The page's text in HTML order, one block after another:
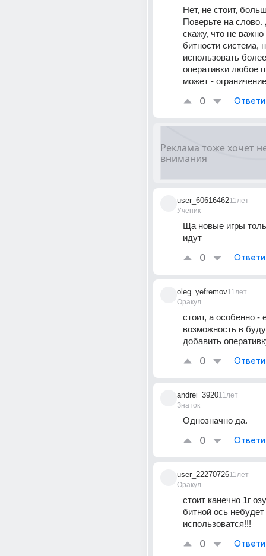
Нет, не стоит,
Поверьте на
скажу, что не важно
битности система,
использовать
оперативки любое
может -
0
user_60616462
Ученик
11лет
Ща новые игры
идут
0
oleg_yefremov
Оракул
11лет
стоит, а особенно -
возможность в
добавить
0
andrei_3920
Знаток
11лет
Однозначно да.
0
user_22270726
Оракул
11лет
стоит канечно 1г
битной ось небудет
использоватся!!!
0